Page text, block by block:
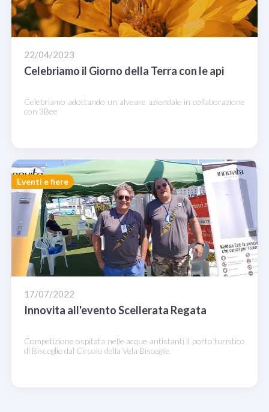
22/04/2023
Celebriamo il Giorno della Terra con le api
Celebriamo adottando un alveare aziendale in collaborazione
con 3Bee
Eventi e fiere
17/07/2022
Innovita all'evento Scellerata Regata
Competizione ospitata nelle acque antistanti il porto turistico
di Bisceglie dal Circolo della Vela Bisceglie